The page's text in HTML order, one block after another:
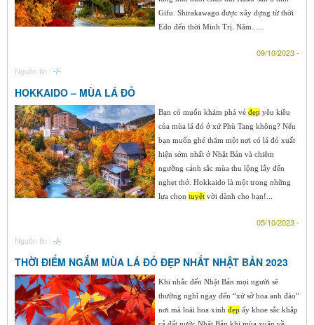
Gifu. Shirakawago được xây dựng từ thời
Edo đến thời Minh Trị. Năm......
09/10/2023 -
Nguồn tin : -/-
HOKKAIDO – MÙA LÁ ĐỎ
Bạn có muốn khám phá vẻ đẹp yêu kiều
của mùa lá đỏ ở xứ Phù Tang không? Nếu
bạn muốn ghé thăm một nơi có lá đỏ xuất
hiện sớm nhất ở Nhật Bản và chiêm
ngưỡng cảnh sắc mùa thu lộng lẫy đến
nghẹt thở. Hokkaido là một trong những
lựa chọn tuyệt vời dành cho bạn!...
05/10/2023 -
Nguồn tin : -/-
THỜI ĐIỂM NGẮM MÙA LÁ ĐỎ ĐẸP NHẤT NHẬT BẢN 2023
Khi nhắc đến Nhật Bản mọi người sẽ
thường nghĩ ngay đến “xứ sở hoa anh đào”
nơi mà loài hoa xinh đẹp ấy khoe sắc khắp